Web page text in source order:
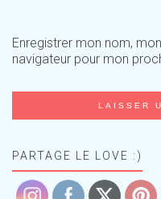
Enregistrer mon nom,
navigateur pour mon
PARTAGE LE LOVE :)